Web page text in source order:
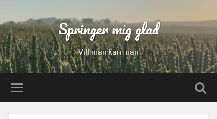
Springer mig glad
Vill man kan man